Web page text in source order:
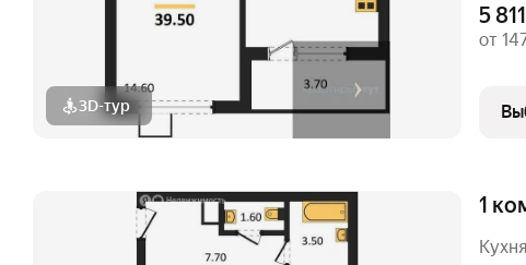
3D-тур
5
от
1